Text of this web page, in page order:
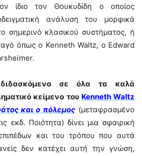
ίδιο τον Θουκυδίδη ο οποίος
ανάλυση του μορφικά
σημερινό κλασικού συστήματος, ή
όπως ο Kenneth Waltz, o Edward
σε όλα τα καλά
κείμενο του KennethWaltz
και ο πόλεμος (μεταφρασμένο
εκδ. Ποιότητα) δίνει μια σφαιρική
και του τρόπου που αυτά
δεν κατέχει αυτή την γνώση,